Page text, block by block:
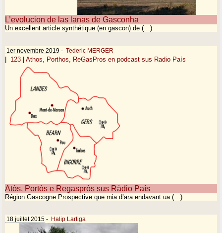
L’evolucion de las lanas de Gasconha
Un excellent article synthétique (en gascon) de (…)
1er novembre 2019 - Tederic MERGER
123 Athos, Porthos, ReGasPros en podcast sus Radio País
Atòs, Portòs e Regaspròs sus Ràdio País
Région Gascogne Prospective que mia d’ara endavant ua (…)
18 juillet 2015 - Halip Lartiga